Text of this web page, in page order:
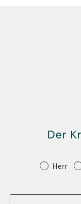
Der
Anrede Herr